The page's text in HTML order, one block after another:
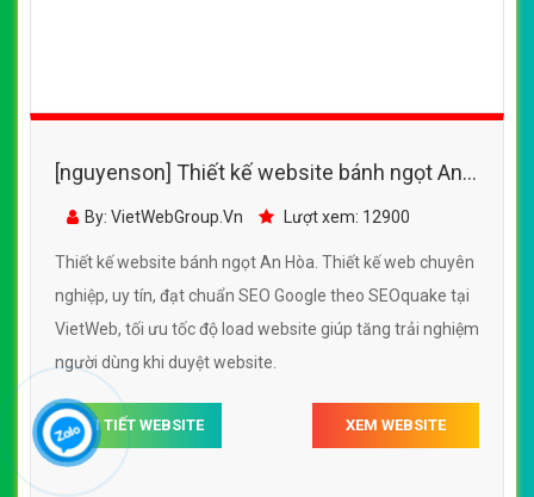
[nguyenson] Thiết kế website bánh ngọt An
Hòa đẹp, chuyên nghiệp chuẩn SEO
By: VietWebGroup.Vn Lượt xem: 12900
Thiết kế website bánh ngọt An Hòa. Thiết kế web chuyên
nghiệp, uy tín, đạt chuẩn SEO Google theo SEOquake tại
VietWeb, tối ưu tốc độ load website giúp tăng trải nghiệm
người dùng khi duyệt website.
CHI TIẾT WEBSITE XEM WEBSITE